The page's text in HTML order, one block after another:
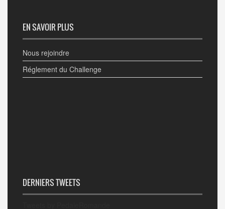
EN SAVOIR PLUS
Nous rejoindre
Réglement du Challenge
DERNIERS TWEETS